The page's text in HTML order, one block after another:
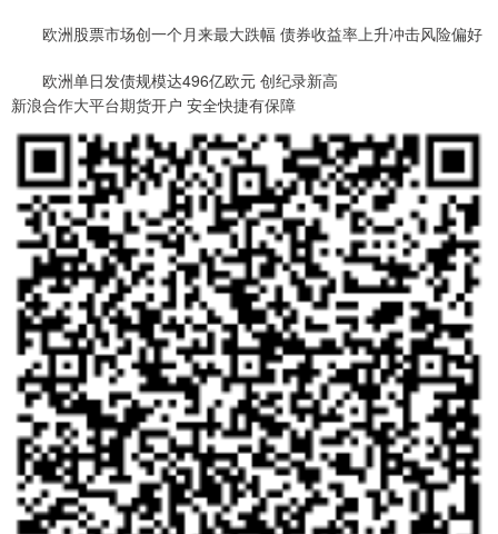
欧洲股票市场创一个月来最大跌幅 债券收益率上升冲击风险偏好
欧洲单日发债规模达496亿欧元 创纪录新高
新浪合作大平台期货开户 安全快捷有保障